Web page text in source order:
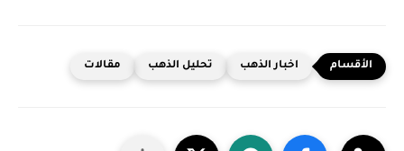
اخبار الذهب تحليل الذهب مقالات